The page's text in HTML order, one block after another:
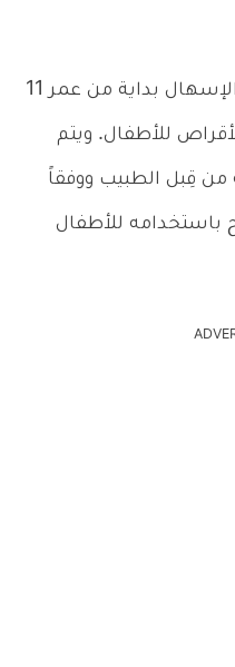
يُستخدم شراب نيتازود لعلاج الإسهال بداية من عمر 11
للأطفال. ويتم
من قِبل الطبيب ووفقاً
باستخدامه للأطفال